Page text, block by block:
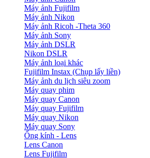
Máy ảnh Fujifilm
Máy ảnh Nikon
Máy ảnh Ricoh -Theta 360
Máy ảnh Sony
Máy ảnh DSLR
Nikon DSLR
Máy ảnh loại khác
Fujifilm Instax (Chụp lấy liền)
Máy ảnh du lịch siêu zoom
Máy quay phim
Máy quay Canon
Máy quay Fujifilm
Máy quay Nikon
Máy quay Sony
Ống kính - Lens
Lens Canon
Lens Fujifilm